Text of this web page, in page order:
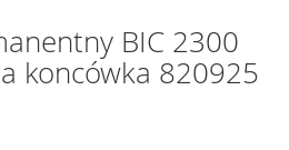
BIC 2300
koncówka 820925